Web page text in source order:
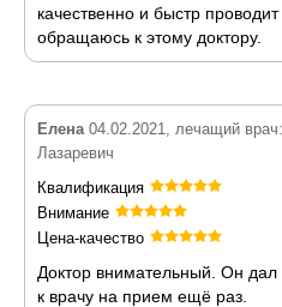
качественно и быстр
обращаюсь к этому доктору.
Елена04.02.2021, лечащий
Лазаревич
Квалификация
Внимание
Цена-качество
Доктор внимательный. Он
к врачу на прием ещё раз.